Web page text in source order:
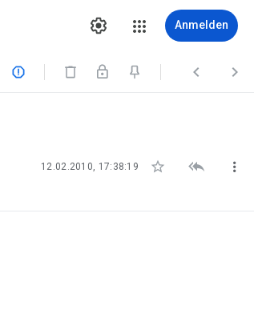
Anmelden
  
12.02.2010, 17:38:19   